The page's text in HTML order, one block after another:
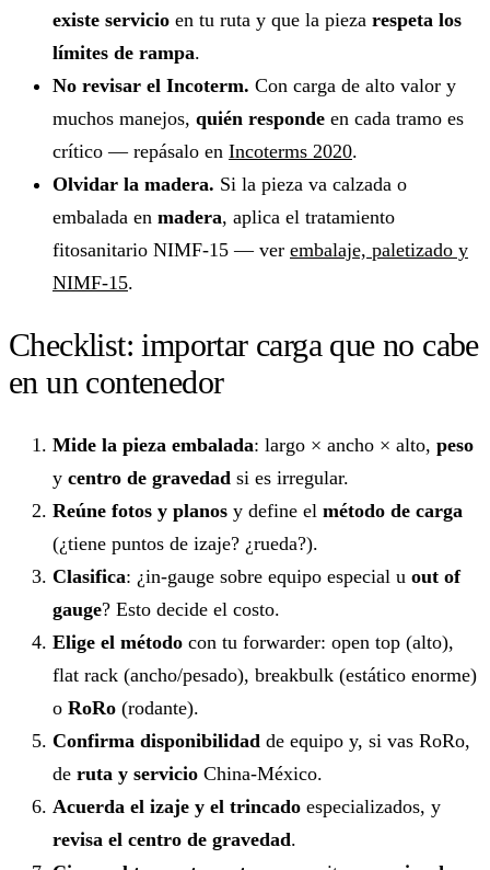
existe servicio en tu ruta y que la pieza respeta los
límites de rampa.
No revisar el Incoterm. Con carga de alto valor y
muchos manejos, quién responde en cada tramo es
crítico — repásalo en Incoterms 2020.
Olvidar la madera. Si la pieza va calzada o
embalada en madera, aplica el tratamiento
fitosanitario NIMF-15 — ver embalaje, paletizado y
NIMF-15.
Checklist: importar carga que no cabe
en un contenedor
Mide la pieza embalada: largo × ancho × alto, peso
y centro de gravedad si es irregular.
Reúne fotos y planos y define el método de carga
(¿tiene puntos de izaje? ¿rueda?).
Clasifica: ¿in-gauge sobre equipo especial u out of
gauge? Esto decide el costo.
Elige el método con tu forwarder: open top (alto),
flat rack (ancho/pesado), breakbulk (estático enorme)
o RoRo (rodante).
Confirma disponibilidad de equipo y, si vas RoRo,
de ruta y servicio China-México.
Acuerda el izaje y el trincado especializados, y
revisa el centro de gravedad.